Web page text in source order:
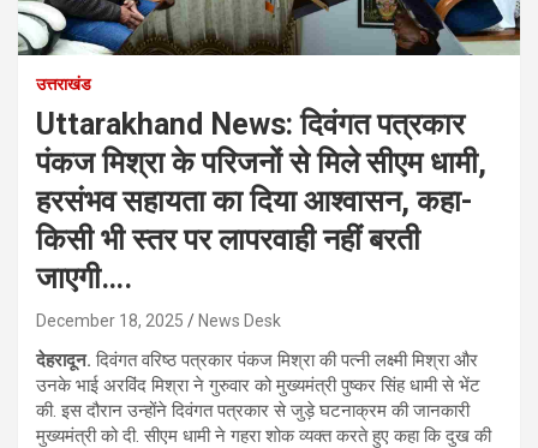
उत्तराखंड
Uttarakhand News: दिवंगत पत्रकार
पंकज मिश्रा के परिजनों से मिले सीएम धामी,
हरसंभव सहायता का दिया आश्वासन, कहा-
किसी भी स्तर पर लापरवाही नहीं बरती
जाएगी….
December 18, 2025 News Desk
देहरादून. दिवंगत वरिष्ठ पत्रकार पंकज मिश्रा की पत्नी लक्ष्मी मिश्रा और
उनके भाई अरविंद मिश्रा ने गुरुवार को मुख्यमंत्री पुष्कर सिंह धामी से भेंट
की. इस दौरान उन्होंने दिवंगत पत्रकार से जुड़े घटनाक्रम की जानकारी
मुख्यमंत्री को दी. सीएम धामी ने गहरा शोक व्यक्त करते हुए कहा कि दुख की